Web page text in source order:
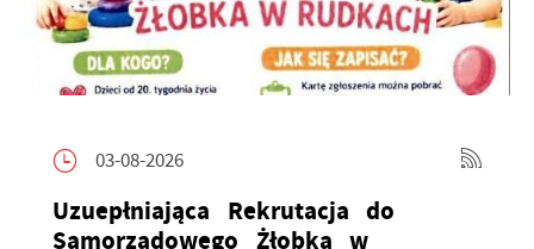
03-08-2026
Uzuepłniająca Rekrutacja do
Samorządowego Żłobka w